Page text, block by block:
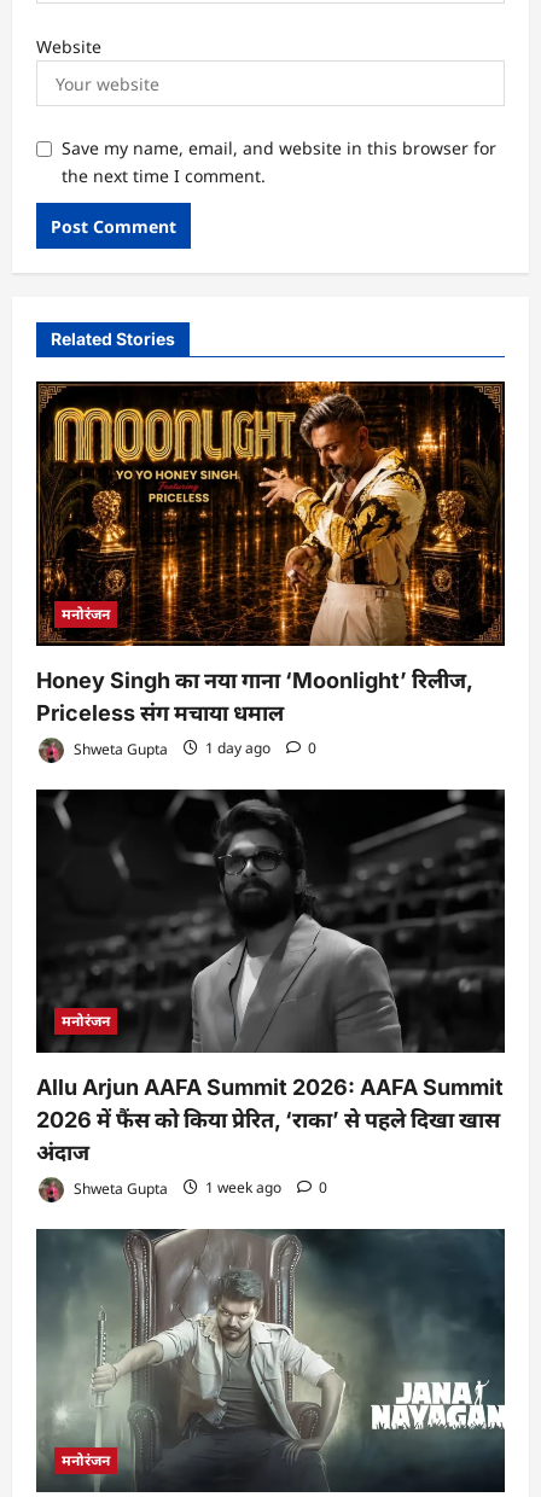
Website
Save my name, email, and website in this browser for
the next time I comment.
Related Stories
मनोरंजन
Honey Singh का नया गाना ‘Moonlight’ रिलीज,
Priceless संग मचाया धमाल
Shweta Gupta 1 day ago 0
मनोरंजन
Allu Arjun AAFA Summit 2026: AAFA Summit
2026 में फैंस को किया प्रेरित, ‘राका’ से पहले दिखा खास
अंदाज
Shweta Gupta 1 week ago 0
मनोरंजन